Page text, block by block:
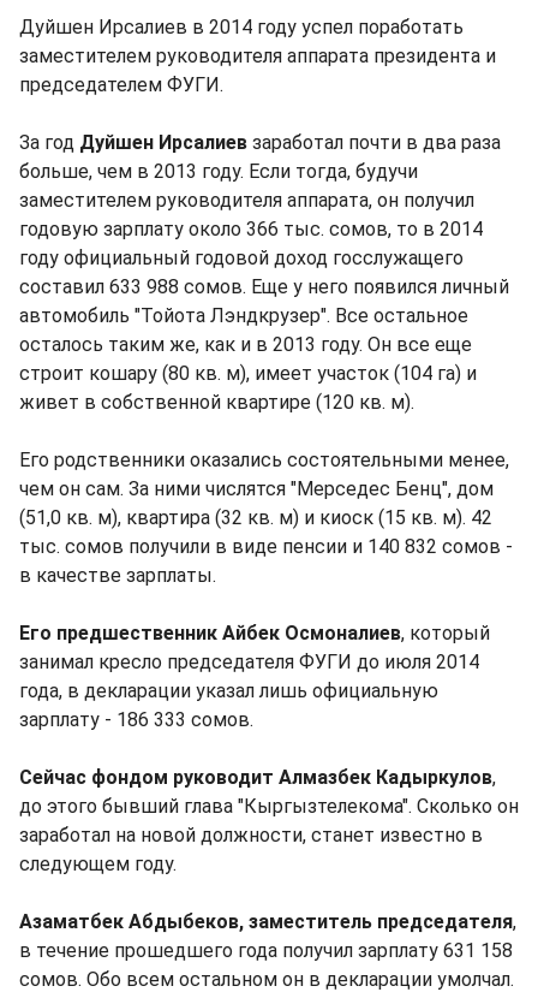
Дуйшен Ирсалиев в 2014 году успел поработать
заместителем руководителя аппарата президента и
председателем ФУГИ.
За год Дуйшен Ирсалиев заработал почти в два раза
больше, чем в 2013 году. Если тогда, будучи
заместителем руководителя аппарата, он получил
годовую зарплату около 366 тыс. сомов, то в 2014
году официальный годовой доход госслужащего
составил 633 988 сомов. Еще у него появился личный
автомобиль "Тойота Лэндкрузер". Все остальное
осталось таким же, как и в 2013 году. Он все еще
строит кошару (80 кв. м), имеет участок (104 га) и
живет в собственной квартире (120 кв. м).
Его родственники оказались состоятельными менее,
чем он сам. За ними числятся "Мерседес Бенц", дом
(51,0 кв. м), квартира (32 кв. м) и киоск (15 кв. м). 42
тыс. сомов получили в виде пенсии и 140 832 сомов -
в качестве зарплаты.
Его предшественник Айбек Осмоналиев, который
занимал кресло председателя ФУГИ до июля 2014
года, в декларации указал лишь официальную
зарплату - 186 333 сомов.
Сейчас фондом руководит Алмазбек Кадыркулов,
до этого бывший глава "Кыргызтелекома". Сколько он
заработал на новой должности, станет известно в
следующем году.
Азаматбек Абдыбеков, заместитель председателя,
в течение прошедшего года получил зарплату 631 158
сомов. Обо всем остальном он в декларации умолчал.